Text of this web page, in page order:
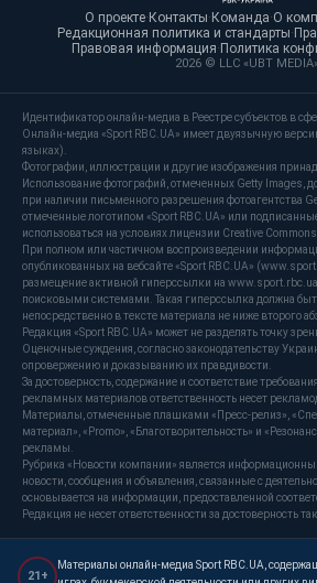
О проекте·Контакты·Команда·О
Редакционная политика и стандарты·
Правовая информация·Политика
2026 © LLC «UBT
Идентификатор онлайн-медиа в Реестре субъектов в
Онлайн-медиа «Sport RBC.UA» имеет двуязычную
языках).
Фотографии, иллюстрации и другие изображения
Использование фотографий, отмеченных Getty Images,
при наличии письменного разрешения фотоагентства
отмеченные логотипом «Sport RBC.UA» или
использоваться на условиях лицензии Creative
При полном или частичном воспроизведении
опубликованных на вебсайте «Sport RBC.UA»
размещение активной гиперссылки на
поисковыми системами. Такая гиперссылка должна
непосредственно в тексте материала не ниже второго
Редакция «Sport RBC.UA» может не разделять точку
Оценочные суждения, согласно законодательству
опровержению и доказыванию их правдивости.
За достоверность, содержание и соответствие
рекламных материалов ответственность несет
Материалы, отмеченные плашками «Пресс-релиз»,
материал», «Promo», «Благотворительность» и
рекламы.
Рубрика «Новости компании» является
новости, сообщения и объявления, связанные с
основывается на информации, предоставленной
Редакция не несет ответственности за достоверность
21+
Материалы онлайн-медиа Sport RBC.UA,